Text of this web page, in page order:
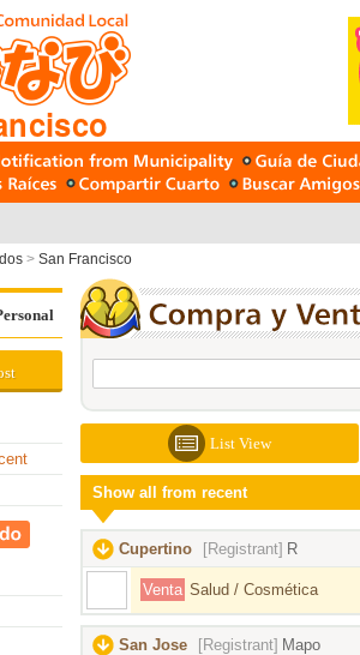
> San Francisco
List View
Show all from recent
Cupertino [Registrant] R
Venta Salud / Cosmética
San Jose [Registrant] Mapo